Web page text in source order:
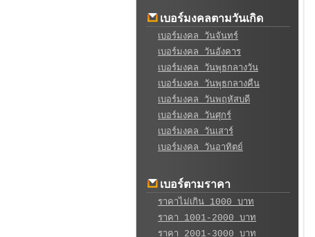
เบอร์มงคลตามวันเกิด
เบอร์มงคล วันจันทร์
เบอร์มงคล วันอังคาร
เบอร์มงคล วันพุธกลางวัน
เบอร์มงคล วันพุธกลางคืน
เบอร์มงคล วันพฤหัสบดี
เบอร์มงคล วันศุกร์
เบอร์มงคล วันเสาร์
เบอร์มงคล วันอาทิตย์
เบอร์ตามราคา
ราคาไม่เกิน 1000 บาท
ราคา 1001-2000 บาท
ราคา 2001-3000 บาท